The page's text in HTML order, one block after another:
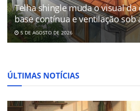
Telha shingle muda o visual da
base contínua e ventilação sob
5 DE AGOSTO DE 2026
ÚLTIMAS NOTÍCIAS